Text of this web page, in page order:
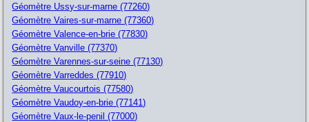
Géomètre Ussy-sur-marne (77260)
Géomètre Vaires-sur-marne (77360)
Géomètre Valence-en-brie (77830)
Géomètre Vanville (77370)
Géomètre Varennes-sur-seine (77130)
Géomètre Varreddes (77910)
Géomètre Vaucourtois (77580)
Géomètre Vaudoy-en-brie (77141)
Géomètre Vaux-le-penil (77000)